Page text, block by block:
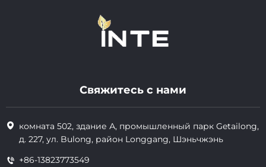
Свяжитесь с нами
комната 502, здание А, промышленный парк Getailong,
д. 227, ул. Bulong, район Longgang, Шэньчжэнь
+86-13823773549